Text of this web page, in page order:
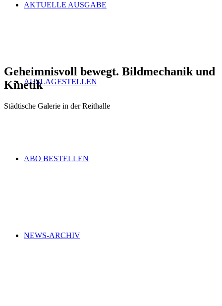
AKTUELLE AUSGABE
AUSLAGESTELLEN
ABO BESTELLEN
NEWS-ARCHIV
Geheimnisvoll bewegt. Bildmechanik und
Kinetik
Städtische Galerie in der Reithalle